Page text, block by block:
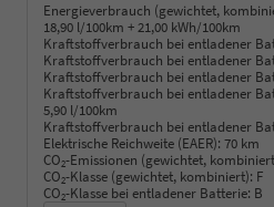
Energieverbrauch (gewichtet,
18,90 l/100km + 21,00 kWh/100km
Kraftstoffverbrauch bei entladener
Kraftstoffverbrauch bei entladener
Kraftstoffverbrauch bei entladener
Kraftstoffverbrauch bei entladener
5,90 l/100km
Kraftstoffverbrauch bei entladener
Elektrische Reichweite (EAER): 70 km
CO2-Emissionen (gewichtet,
CO2-Klasse (gewichtet, kombiniert): F
CO2-Klasse bei entladener Batterie: B